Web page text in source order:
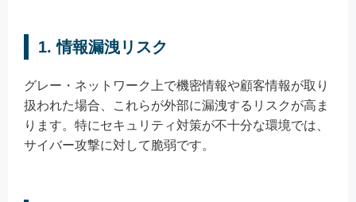
1. 情報漏洩リスク
グレー・ネットワーク上で機密情報や顧客情報が取り
扱われた場合、これらが外部に漏洩するリスクが高ま
ります。特にセキュリティ対策が不十分な環境では、
サイバー攻撃に対して脆弱です。